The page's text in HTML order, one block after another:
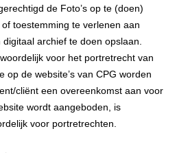
de Foto’s op te (doen)
toestemming te verlenen aan
archief te doen opslaan.
voor het portretrecht van
op de website’s van CPG worden
cliënt een overeenkomst aan voor
wordt aangeboden, is
voor portretrechten.